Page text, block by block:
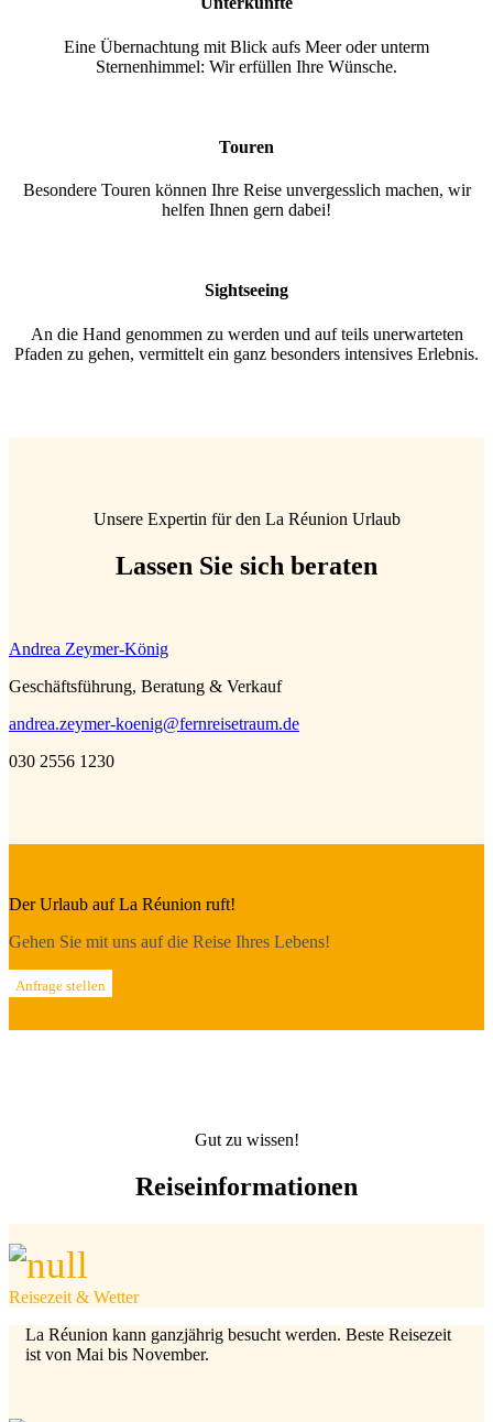
Eine Übernachtung mit Blick aufs Meer oder unterm
Sternenhimmel: Wir erfüllen Ihre Wünsche.
Touren
Besondere Touren können Ihre Reise unvergesslich machen, wir
helfen Ihnen gern dabei!
Sightseeing
An die Hand genommen zu werden und auf teils unerwarteten
Pfaden zu gehen, vermittelt ein ganz besonders intensives Erlebnis.
Unsere Expertin für den La Réunion Urlaub
Lassen Sie sich beraten
Andrea Zeymer-König
Geschäftsführung, Beratung & Verkauf
andrea.zeymer-koenig@fernreisetraum.de
030 2556 1230
Der Urlaub auf La Réunion ruft!
Gehen Sie mit uns auf die Reise Ihres Lebens!
Anfrage stellen
Gut zu wissen!
Reiseinformationen
Reisezeit & Wetter
La Réunion kann ganzjährig besucht werden. Beste Reisezeit
ist von Mai bis November.